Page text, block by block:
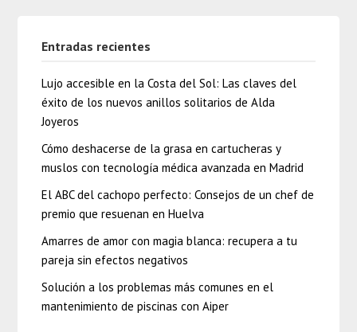
Entradas recientes
Lujo accesible en la Costa del Sol: Las claves del
éxito de los nuevos anillos solitarios de Alda
Joyeros
Cómo deshacerse de la grasa en cartucheras y
muslos con tecnología médica avanzada en Madrid
El ABC del cachopo perfecto: Consejos de un chef de
premio que resuenan en Huelva
Amarres de amor con magia blanca: recupera a tu
pareja sin efectos negativos
Solución a los problemas más comunes en el
mantenimiento de piscinas con Aiper